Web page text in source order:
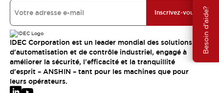
Besoin d'aide?
Inscrivez-vous
IDEC Corporation est un leader mondial des solutions
d'automatisation et de contrôle industriel, engagé à
améliorer la sécurité, l'efficacité et la tranquillité
d'esprit – ANSHIN – tant pour les machines que pour
leurs opérateurs.